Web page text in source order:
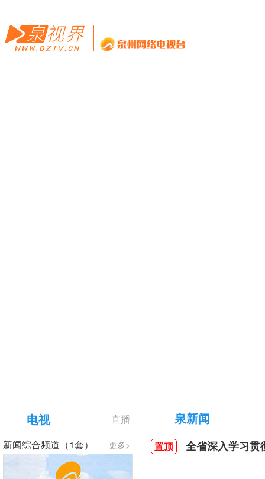
直播
电视
更多>
新闻综合频道（1套）
泉新闻
置顶 全省深入学习贯彻习